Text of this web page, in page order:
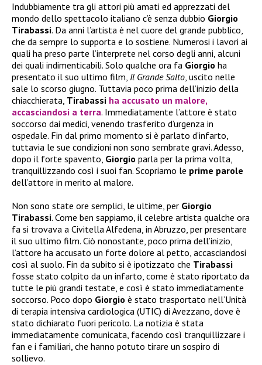
Indubbiamente tra gli attori più amati ed apprezzati del
mondo dello spettacolo italiano c’è senza dubbio Giorgio
Tirabassi. Da anni l’artista è nel cuore del grande pubblico,
che da sempre lo supporta e lo sostiene. Numerosi i lavori ai
quali ha preso parte l’interprete nel corso degli anni, alcuni
dei quali indimenticabili. Solo qualche ora fa Giorgio ha
presentato il suo ultimo film, Il Grande Salto, uscito nelle
sale lo scorso giugno. Tuttavia poco prima dell’inizio della
chiacchierata, Tirabassi ha accusato un malore,
accasciandosi a terra. Immediatamente l’attore è stato
soccorso dai medici, venendo trasferito d’urgenza in
ospedale. Fin dal primo momento si è parlato d’infarto,
tuttavia le sue condizioni non sono sembrate gravi. Adesso,
dopo il forte spavento, Giorgio parla per la prima volta,
tranquillizzando così i suoi fan. Scopriamo le prime parole
dell’attore in merito al malore.
Non sono state ore semplici, le ultime, per Giorgio
Tirabassi. Come ben sappiamo, il celebre artista qualche ora
fa si trovava a Civitella Alfedena, in Abruzzo, per presentare
il suo ultimo film. Ciò nonostante, poco prima dell’inizio,
l’attore ha accusato un forte dolore al petto, accasciandosi
così al suolo. Fin da subito si è ipotizzato che Tirabassi
fosse stato colpito da un infarto, come è stato riportato da
tutte le più grandi testate, e così è stato immediatamente
soccorso. Poco dopo Giorgio è stato trasportato nell’Unità
di terapia intensiva cardiologica (UTIC) di Avezzano, dove è
stato dichiarato fuori pericolo. La notizia è stata
immediatamente comunicata, facendo così tranquillizzare i
fan e i familiari, che hanno potuto tirare un sospiro di
sollievo.